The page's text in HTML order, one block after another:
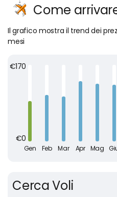
Come
Il grafico mostra il trend dei
mesi
Cerca Voli